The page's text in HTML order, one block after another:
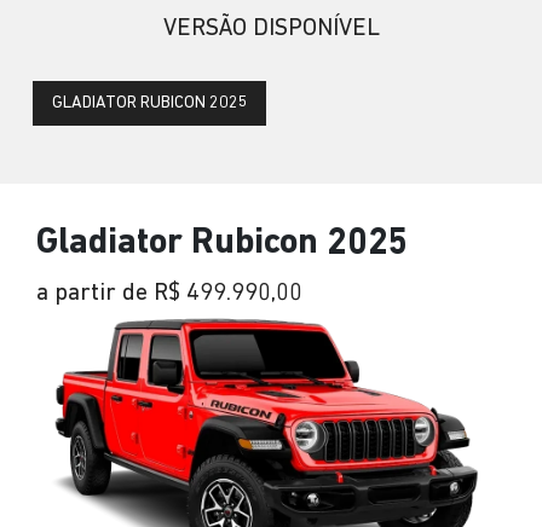
VERSÃO DISPONÍVEL
GLADIATOR RUBICON 2025
Gladiator Rubicon 2025
a partir de R$ 499.990,00